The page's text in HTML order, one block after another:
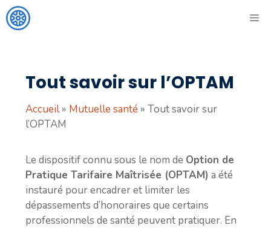
Aller
au
Tout savoir sur l’OPTAM
Accueil» Mutuelle santé » Tout savoir sur
l’OPTAM
Le dispositif connu sous le nom de Option de
Pratique Tarifaire Maîtrisée (OPTAM) a été
instauré pour encadrer et limiter les
dépassements d’honoraires que certains
professionnels de santé peuvent pratiquer. En